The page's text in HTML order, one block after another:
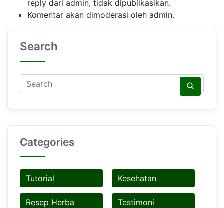
reply dari admin, tidak dipublikasikan.
Komentar akan dimoderasi oleh admin.
Search
Categories
Tutorial Kesehatan
Resep Herba Testimoni